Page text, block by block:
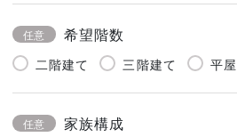
任意 希望階数
二階建て 三階建て 平屋
任意 家族構成